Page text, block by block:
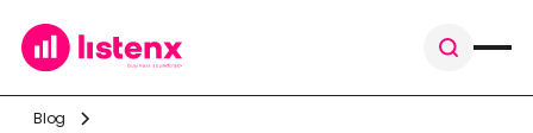
Blog